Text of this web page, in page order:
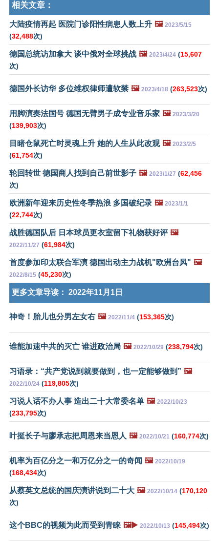
相关文章：
大陆疫情再起 医院门诊阳性病患人数上升 🖼️ 2023/5/15
(32,488次)
德国总统访加拿大 谈中俄对全球挑战 🖼️ 2023/4/24 (15,607
次)
德国外长访华 多位维权律师遭软禁 🖼️ 2023/4/18 (263,523次)
用脚演奏法国号 德国无臂男子成专业音乐家 🖼️ 2023/3/20
(139,903次)
目睹仓鼠死亡时灵魂上升 她的人生从此改观 🖼️ 2023/2/5
(61,754次)
轮回转世 德国商人找到自己前世影子 🖼️ 2023/1/27 (62,456
次)
欧洲新年迎来历史性冬季热浪 多国破纪录 🖼️ 2023/1/1
(22,744次)
战胜德国队后 日本球员更衣室留下礼物获好评 🖼️
2022/11/27 (61,984次)
首度参加印太联合军演 德国出动主力战机"欧洲台风" 🖼️
2022/8/15 (45,230次)
更多文章导读： 2022年11月1日
神奇！胎儿也分男左女右 🖼️ 2022/11/4 (153,365次)
谁能加速中共的灭亡 谁进政治局 🖼️ 2022/10/29 (238,794次)
习语录：“共产党说到就要做到，也一定能够做到” 🖼️
2022/10/24 (119,805次)
习说人话不办人事 造出二十大常委名单 🖼️ 2022/10/23
(233,795次)
叶挺长子与廖承志把周恩来当恩人 🖼️ 2022/10/21 (160,774次)
机率为百亿分之一和万亿分之一的奇闻 🖼️ 2022/10/19
(168,434次)
从蔡英文总统的国庆演讲说到二十大 🖼️ 2022/10/14 (170,120
次)
这个BBC的视频为此而受到青睐 🖼️▶️ 2022/10/13 (145,494次)